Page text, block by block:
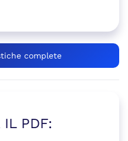
complete
IL PDF: